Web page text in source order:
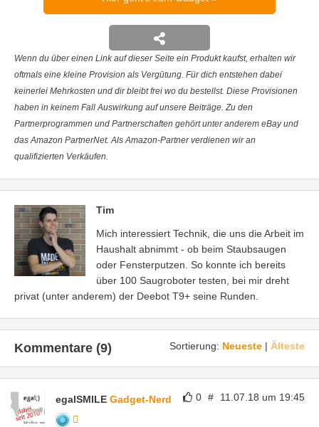
Wenn du über einen Link auf dieser Seite ein Produkt kaufst, erhalten wir
oftmals eine kleine Provision als Vergütung. Für dich entstehen dabei
keinerlei Mehrkosten und dir bleibt frei wo du bestellst. Diese Provisionen
haben in keinem Fall Auswirkung auf unsere Beiträge. Zu den
Partnerprogrammen und Partnerschaften gehört unter anderem eBay und
das Amazon PartnerNet. Als Amazon-Partner verdienen wir an
qualifizierten Verkäufen.
Tim
Mich interessiert Technik, die uns die Arbeit im
Haushalt abnimmt - ob beim Staubsaugen
oder Fensterputzen. So konnte ich bereits
über 100 Saugroboter testen, bei mir dreht
privat (unter anderem) der Deebot T9+ seine Runden.
Sortierung: Neueste | Älteste
Kommentare (9)
0 # 11.07.18 um 19:45
egalSMILE Gadget-Nerd